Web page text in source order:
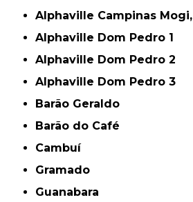
Alphaville Campinas Mogi,
Alphaville Dom Pedro 1
Alphaville Dom Pedro 2
Alphaville Dom Pedro 3
Barão Geraldo
Barão do Café
Cambuí
Gramado
Guanabara